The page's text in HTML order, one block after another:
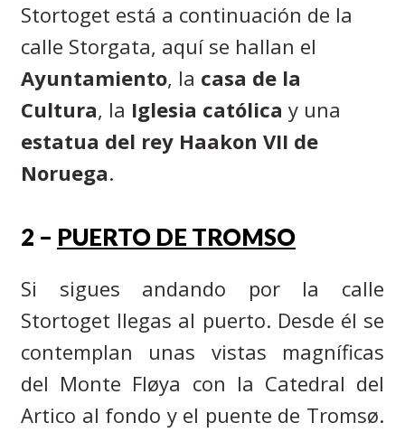
Stortoget está a continuación de la
calle Storgata, aquí se hallan el
Ayuntamiento, la casa de la
Cultura, la Iglesia católica y una
estatua del rey Haakon VII de
Noruega.
2 – PUERTO DE TROMSO
Si sigues andando por la calle
Stortoget llegas al puerto. Desde él se
contemplan unas vistas magníficas
del Monte Fløya con la Catedral del
Artico al fondo y el puente de Tromsø.